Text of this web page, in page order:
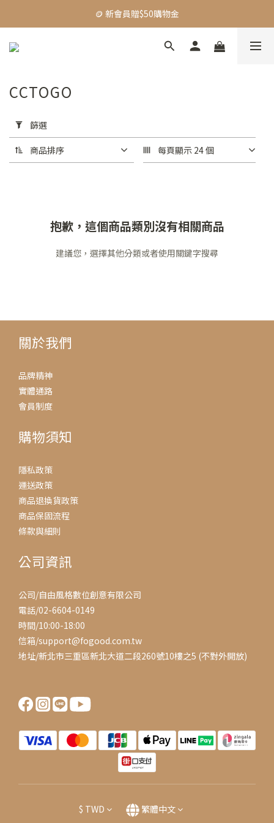
🪙 新會員贈$50購物金
🪙 新會員贈$50購物金
🚛 全館限時$999免運
用
篩
選
CCTOGO
篩選
商品排序 每頁顯示 24 個
抱歉，這個商品類別沒有相關商品
建議您，選擇其他分類或者使用關鍵字搜尋
關於我們
品牌精神
實體通路
會員制度
購物須知
隱私政策
運送政策
商品退換貨政策
商品保固流程
條款與細則
公司資訊
公司/自由風格數位創意有限公司
電話/02-6604-0149
時間/10:00-18:00
信箱/support@fogood.com.tw
地址/新北市三重區新北大道二段260號10樓之5 (不對外開放)
$ TWD 繁體中文